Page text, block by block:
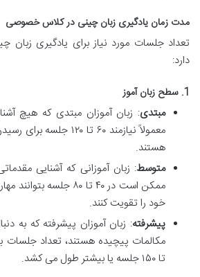
مدت زمان یادگیری زبان چینی در کلاس خصوصی
تعداد جلسات مورد نیاز برای یادگیری زبان
دارد:
1. سطح زبان آموز
مبتدی: زبان آموزان مبتدی که هیچ
معمولاً نیازمند ۶۰ تا
هستند.
متوسط: زبان آموزانی که آشنایی
ممکن است در ۴۰ تا ۸۰
خود را تقویت کنند.
پیشرفته: زبان آموزان پیشرفته که به
مکالمات پیچیده هستند، تعداد جلسات
تا ۱۵۰ جلسه یا بیشتر طول می کشد.